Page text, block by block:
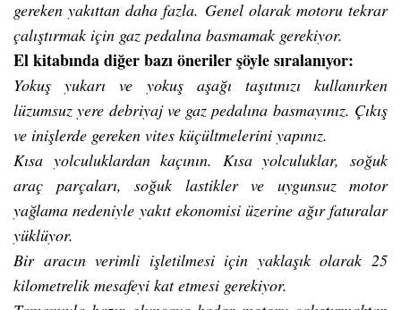
gereken yakıttan daha fazla. Genel olarak motoru tekrar
çalıştırmak için gaz pedalına basmamak gerekiyor.
El kitabında diğer bazı öneriler şöyle sıralanıyor:
Yokuş yukarı ve yokuş aşağı taşıtınızı kullanırken
lüzumsuz yere debriyaj ve gaz pedalına basmayınız. Çıkış
ve inişlerde gereken vites küçültmelerini yapınız.
Kısa yolculuklardan kaçının. Kısa yolculuklar, soğuk
araç parçaları, soğuk lastikler ve uygunsuz motor
yağlama nedeniyle yakıt ekonomisi üzerine ağır faturalar
yüklüyor.
Bir aracın verimli işletilmesi için yaklaşık olarak 25
kilometrelik mesafeyi kat etmesi gerekiyor.